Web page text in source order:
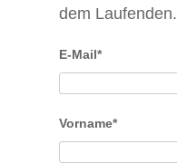
dem Laufenden.
E-Mail*
Vorname*